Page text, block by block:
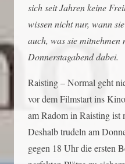
sich seit Jahren keine
wissen nicht nur, wann
auch, was sie mitnehmen
Donnerstagabend dabei.
Raisting – Normal geht
vor dem Filmstart ins
am Radom in Raisting
Deshalb trudeln am
gegen 18 Uhr die ersten